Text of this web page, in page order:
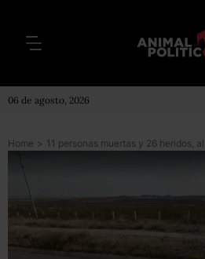
06 de agosto, 2026
Home >